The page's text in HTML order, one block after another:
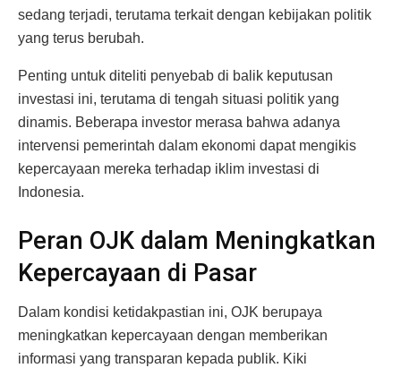
sedang terjadi, terutama terkait dengan kebijakan politik
yang terus berubah.
Penting untuk diteliti penyebab di balik keputusan
investasi ini, terutama di tengah situasi politik yang
dinamis. Beberapa investor merasa bahwa adanya
intervensi pemerintah dalam ekonomi dapat mengikis
kepercayaan mereka terhadap iklim investasi di
Indonesia.
Peran OJK dalam Meningkatkan
Kepercayaan di Pasar
Dalam kondisi ketidakpastian ini, OJK berupaya
meningkatkan kepercayaan dengan memberikan
informasi yang transparan kepada publik. Kiki